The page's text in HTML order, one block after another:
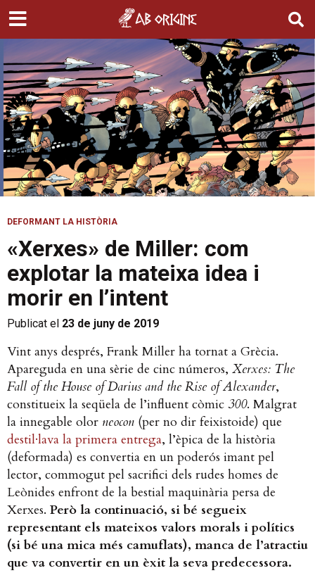
DEFORMANT LA HISTÒRIA
«Xerxes» de Miller: com
explotar la mateixa idea i
morir en l’intent
Publicat el 23 de juny de 2019
Vint anys després, Frank Miller ha tornat a Grècia.
Apareguda en una sèrie de cinc números, Xerxes: The
Fall of the House of Darius and the Rise of Alexander,
constitueix la seqüela de l’influent còmic 300. Malgrat
la innegable olor neocon (per no dir feixistoide) que
destil·lava la primera entrega, l’èpica de la història
(deformada) es convertia en un poderós imant pel
lector, commogut pel sacrifici dels rudes homes de
Leònides enfront de la bestial maquinària persa de
Xerxes. Però la continuació, si bé segueix
representant els mateixos valors morals i polítics
(si bé una mica més camuflats), manca de l’atractiu
que va convertir en un èxit la seva predecessora.